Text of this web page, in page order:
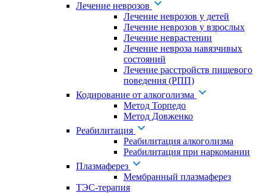
Лечение неврозов
Лечение неврозов у детей
Лечение неврозов у взрослых
Лечение неврастении
Лечение невроза навязчивых
состояний
Лечение расстройств пищевого
поведения (РПП)
Кодирование от алкоголизма
Метод Торпедо
Метод Довженко
Реабилитация
Реабилитация алкоголизма
Реабилитация при наркомании
Плазмаферез
Мембранный плазмаферез
ТЭС-терапия